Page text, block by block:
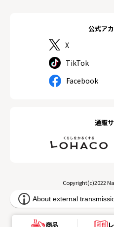
公式ア
X
TikTok
Facebook
通販
Copyright(c)2022
商品